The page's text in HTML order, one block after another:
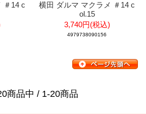
＃14 c
横田 ダルマ マクラメ ＃14 c
ol.15
3,740円(税込)
4979738090156
商品中 / 1-20商品